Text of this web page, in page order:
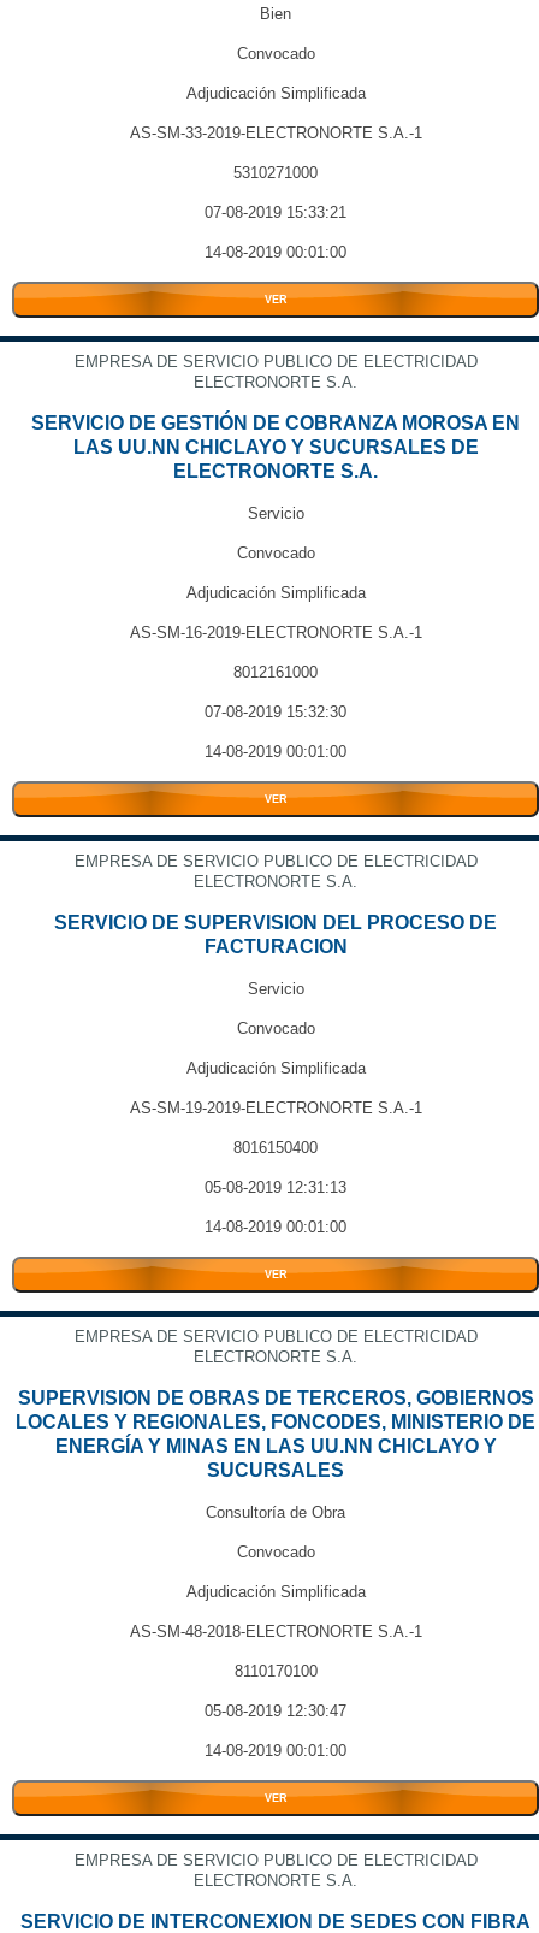
Bien
Convocado
Adjudicación Simplificada
AS-SM-33-2019-ELECTRONORTE S.A.-1
5310271000
07-08-2019 15:33:21
14-08-2019 00:01:00
VER
EMPRESA DE SERVICIO PUBLICO DE ELECTRICIDAD
ELECTRONORTE S.A.
SERVICIO DE GESTIÓN DE COBRANZA MOROSA EN
LAS UU.NN CHICLAYO Y SUCURSALES DE
ELECTRONORTE S.A.
Servicio
Convocado
Adjudicación Simplificada
AS-SM-16-2019-ELECTRONORTE S.A.-1
8012161000
07-08-2019 15:32:30
14-08-2019 00:01:00
VER
EMPRESA DE SERVICIO PUBLICO DE ELECTRICIDAD
ELECTRONORTE S.A.
SERVICIO DE SUPERVISION DEL PROCESO DE
FACTURACION
Servicio
Convocado
Adjudicación Simplificada
AS-SM-19-2019-ELECTRONORTE S.A.-1
8016150400
05-08-2019 12:31:13
14-08-2019 00:01:00
VER
EMPRESA DE SERVICIO PUBLICO DE ELECTRICIDAD
ELECTRONORTE S.A.
SUPERVISION DE OBRAS DE TERCEROS, GOBIERNOS
LOCALES Y REGIONALES, FONCODES, MINISTERIO DE
ENERGÍA Y MINAS EN LAS UU.NN CHICLAYO Y
SUCURSALES
Consultoría de Obra
Convocado
Adjudicación Simplificada
AS-SM-48-2018-ELECTRONORTE S.A.-1
8110170100
05-08-2019 12:30:47
14-08-2019 00:01:00
VER
EMPRESA DE SERVICIO PUBLICO DE ELECTRICIDAD
ELECTRONORTE S.A.
SERVICIO DE INTERCONEXION DE SEDES CON FIBRA